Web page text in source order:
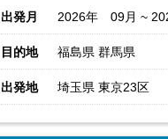
出発月 2026年 09月 ~
目的地 福島県 群馬県
出発地 埼玉県 東京23区